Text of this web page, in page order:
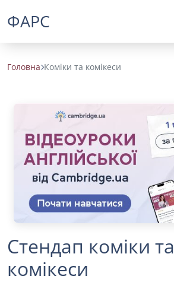
ФАРС
Головна Коміки та комікеси
Стендап коміки та
комікеси